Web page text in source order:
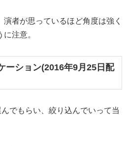
者が思っているほど角度は強く
注意。
ーション(2016年9月25日配
でもらい、絞り込んでいって当